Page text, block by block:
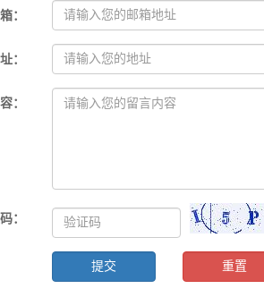
：
：
：
：